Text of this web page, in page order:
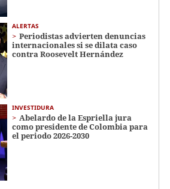
ALERTAS
Periodistas advierten denuncias
internacionales si se dilata caso
contra Roosevelt Hernández
INVESTIDURA
Abelardo de la Espriella jura
como presidente de Colombia para
el periodo 2026-2030